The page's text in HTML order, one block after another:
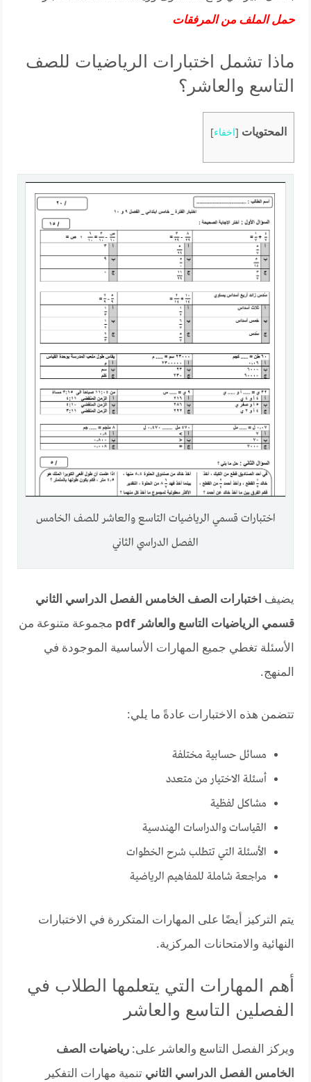
حمل الملف من المرفقات
ماذا تشمل اختبارات الرياضيات للصف
التاسع والعاشر؟
المحتويات [اخفاء]
اختبارات قسمي الرياضيات التاسع والعاشر للصف الخامس
الفصل الدراسي الثاني
يضيف اختبارات الصف الخامس الفصل الدراسي الثاني
قسمي الرياضيات التاسع والعاشر pdf
مجموعة متنوعة من
الأسئلة تغطي جميع المهارات الأساسية الموجودة في
المنهج.
تتضمن هذه الاختبارات عادةً ما يلي:
مسائل حسابية مختلفة
أسئلة الاختيار من متعدد
مشاكل لفظية
القياسات والدراسات الهندسية
الأسئلة التي تتطلب شرح الخطوات
مراجعة شاملة للمفاهيم الرياضية
يتم التركيز أيضًا على المهارات المتكررة في الاختبارات
النهائية والامتحانات المركزية.
أهم المهارات التي يتعلمها الطلاب في
الفصلين التاسع والعاشر
ويركز الفصل التاسع والعاشر على:رياضيات الصف
الخامس الفصل الدراسي الثاني تنمية مهارات التفكير